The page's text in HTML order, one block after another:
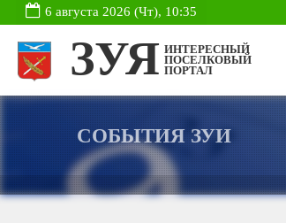
6 августа 2026 (Чт), 10:35
ЗУЯ ИНТЕРЕСНЫЙ
ПОСЕЛКОВЫЙ
ПОРТАЛ
СОБЫТИЯ ЗУИ